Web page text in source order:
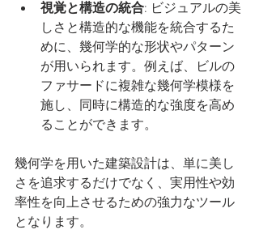
視覚と構造の統合: ビジュアルの美
しさと構造的な機能を統合するた
めに、幾何学的な形状やパターン
が用いられます。例えば、ビルの
ファサードに複雑な幾何学模様を
施し、同時に構造的な強度を高め
ることができます。
幾何学を用いた建築設計は、単に美し
さを追求するだけでなく、実用性や効
率性を向上させるための強力なツール
となります。